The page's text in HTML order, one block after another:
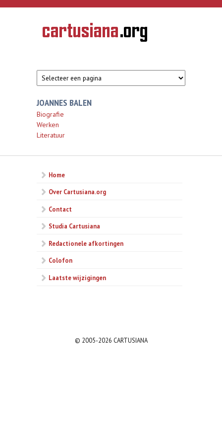
Overslaan en naar de inhoud gaan
CARTUSIANA
Geschiedenis
van de
JOANNES BALEN
Biografie
Werken
Literatuur
Home
Over Cartusiana.org
Contact
Studia Cartusiana
Redactionele afkortingen
Colofon
Laatste wijzigingen
© 2005-2026 CARTUSIANA